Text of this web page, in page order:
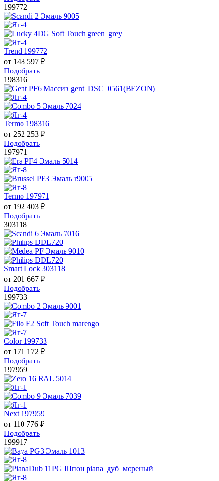
199772
Trend 199772
от 148 597 ₽
Подобрать
198316
Termo 198316
от 252 253 ₽
Подобрать
197971
Termo 197971
от 192 403 ₽
Подобрать
303118
Smart Lock 303118
от 201 667 ₽
Подобрать
199733
Color 199733
от 171 172 ₽
Подобрать
197959
Next 197959
от 110 776 ₽
Подобрать
199917